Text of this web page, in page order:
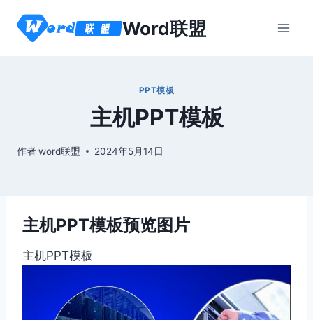
Word联盟
PPT模板
主机PPT模板
作者word联盟 2024年5月14日
主机PPT模板预览图片
主机PPT模板